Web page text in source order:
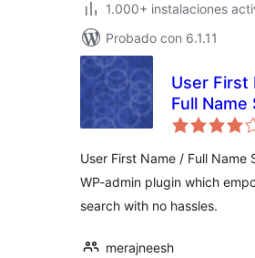
1.000+ instalaciones
Probado con 6.1.11
User First
Full Name
WP-admin
User First Name / Full Name
WP-admin plugin which
search with no hassles.
merajneesh